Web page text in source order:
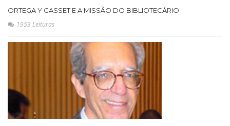
ORTEGA Y GASSET E A MISSÃO DO BIBLIOTECÁRIO
1953 Leituras